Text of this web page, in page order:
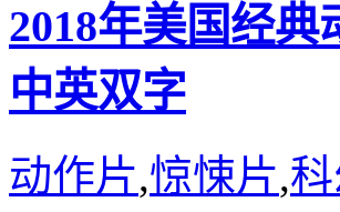
2018年美国经
中英双字
动作片,惊悚片,